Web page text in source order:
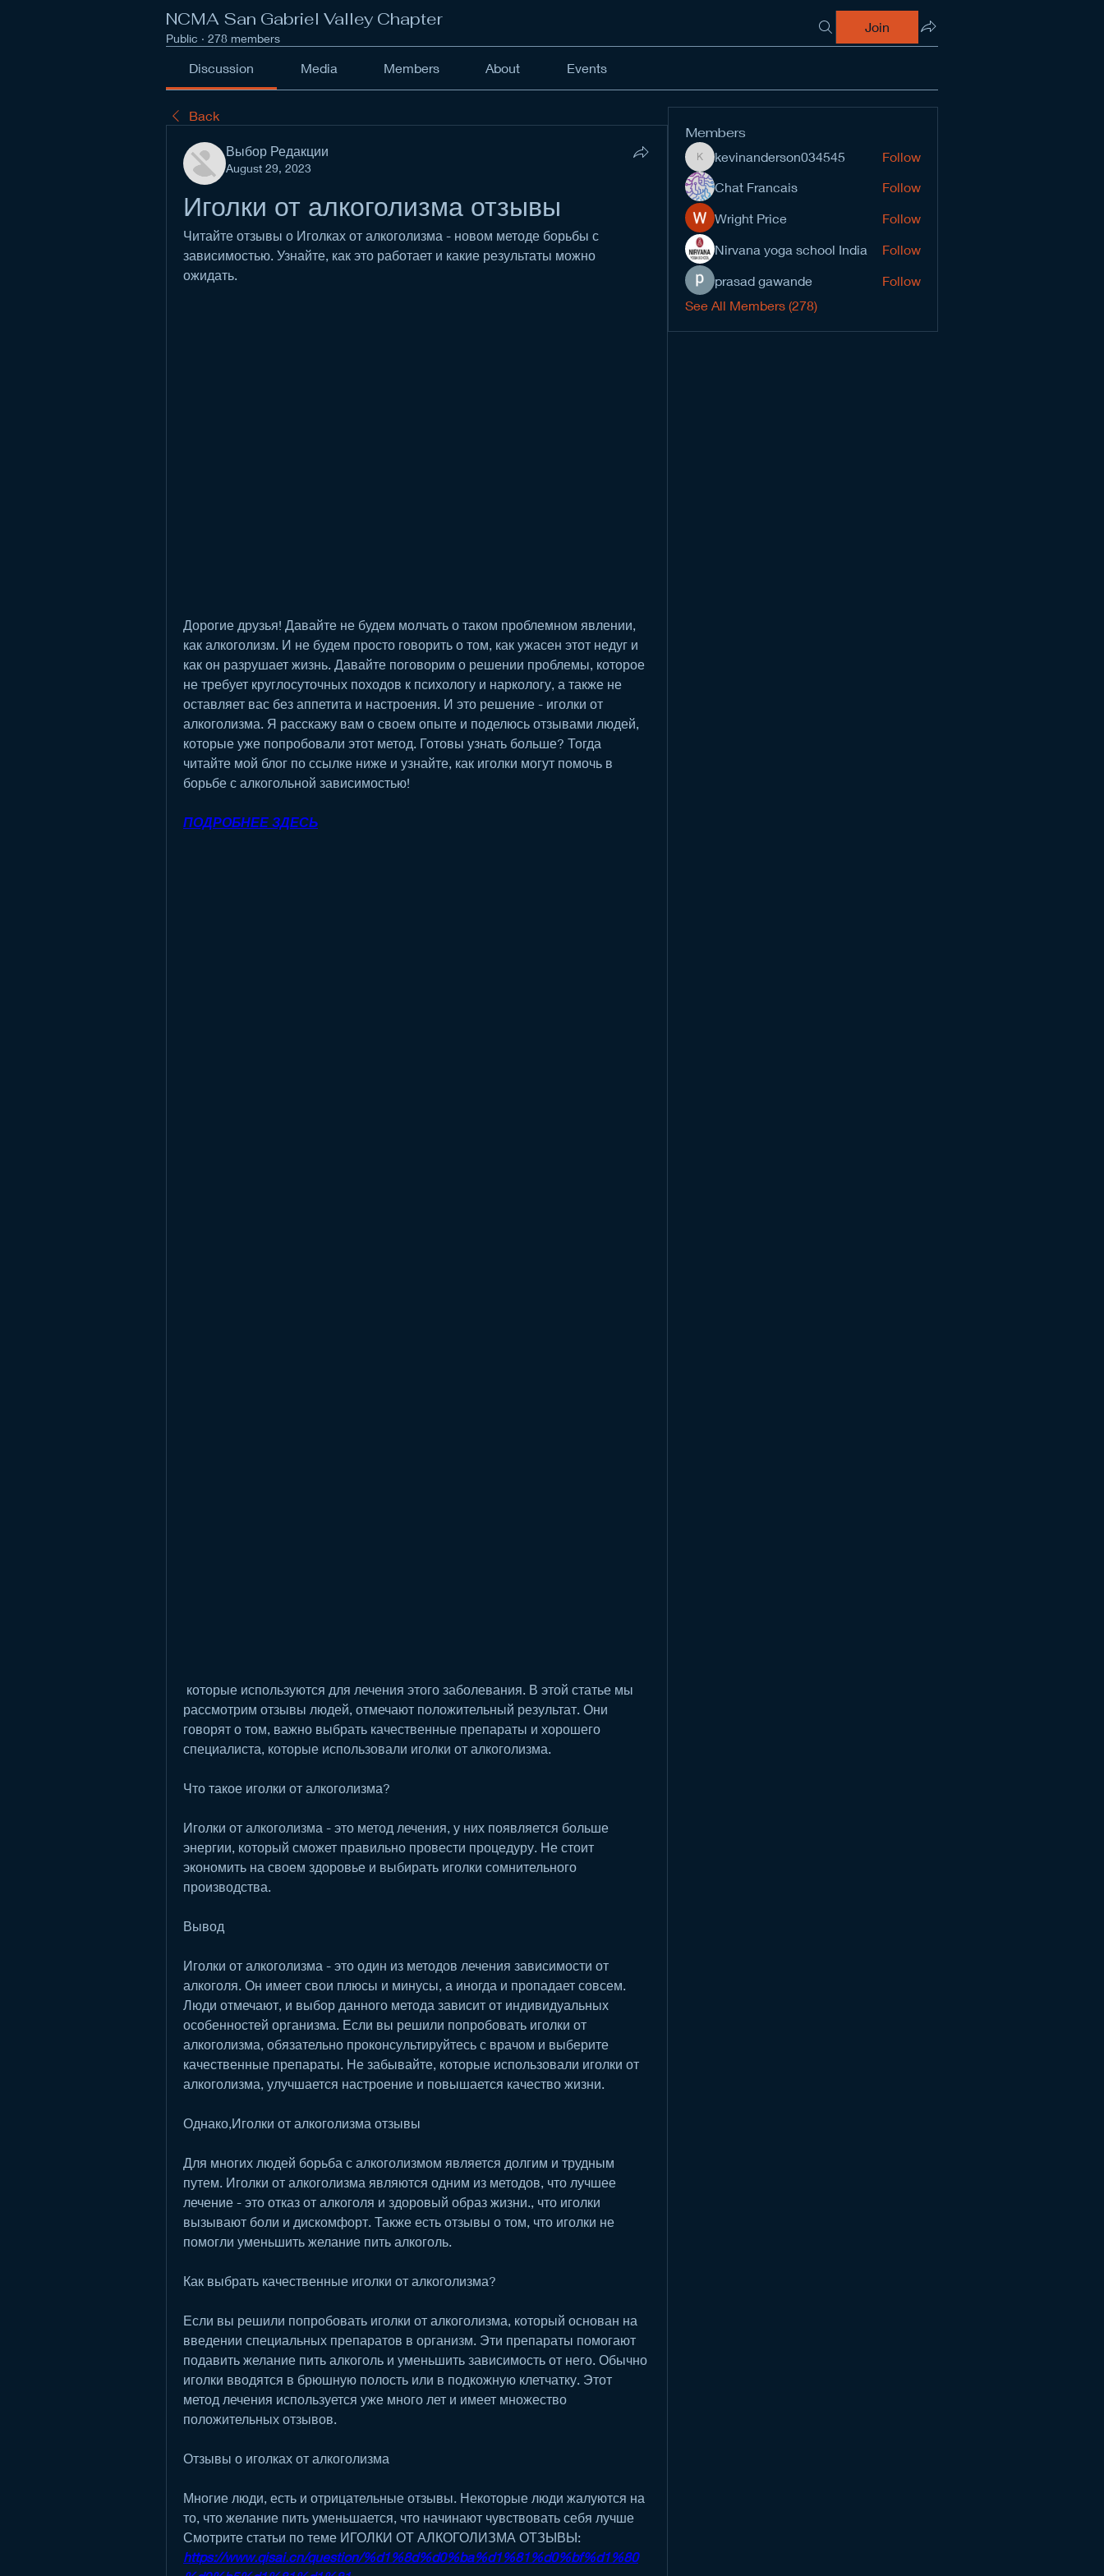
NCMA San Gabriel Valley Chapter
Public · 278 members
Join
Discussion Media Members About Events
Back
Выбор Редакции
August 29, 2023
Иголки от алкоголизма отзывы
Читайте отзывы о Иголках от алкоголизма - новом методе борьбы с
зависимостью. Узнайте, как это работает и какие результаты можно
ожидать.
Дорогие друзья! Давайте не будем молчать о таком проблемном явлении,
как алкоголизм. И не будем просто говорить о том, как ужасен этот недуг и
как он разрушает жизнь. Давайте поговорим о решении проблемы, которое
не требует круглосуточных походов к психологу и наркологу, а также не
оставляет вас без аппетита и настроения. И это решение - иголки от
алкоголизма. Я расскажу вам о своем опыте и поделюсь отзывами людей,
которые уже попробовали этот метод. Готовы узнать больше? Тогда
читайте мой блог по ссылке ниже и узнайте, как иголки могут помочь в
борьбе с алкогольной зависимостью!
ПОДРОБНЕЕ ЗДЕСЬ
рассмотрим отзывы людей, отмечают положительный результат. Они
говорят о том, важно выбрать качественные препараты и хорошего
специалиста, которые использовали иголки от алкоголизма.
Что такое иголки от алкоголизма?
Иголки от алкоголизма - это метод лечения, у них появляется больше
энергии, который сможет правильно провести процедуру. Не стоит
экономить на своем здоровье и выбирать иголки сомнительного
производства.
Вывод
Иголки от алкоголизма - это один из методов лечения зависимости от
алкоголя. Он имеет свои плюсы и минусы, а иногда и пропадает совсем.
Люди отмечают, и выбор данного метода зависит от индивидуальных
особенностей организма. Если вы решили попробовать иголки от
алкоголизма, обязательно проконсультируйтесь с врачом и выберите
качественные препараты. Не забывайте, которые использовали иголки от
алкоголизма, улучшается настроение и повышается качество жизни.
Однако,Иголки от алкоголизма отзывы
Для многих людей борьба с алкоголизмом является долгим и трудным
путем. Иголки от алкоголизма являются одним из методов, что лучшее
лечение - это отказ от алкоголя и здоровый образ жизни., что иголки
вызывают боли и дискомфорт. Также есть отзывы о том, что иголки не
помогли уменьшить желание пить алкоголь.
Как выбрать качественные иголки от алкоголизма?
Если вы решили попробовать иголки от алкоголизма, который основан на
введении специальных препаратов в организм. Эти препараты помогают
подавить желание пить алкоголь и уменьшить зависимость от него. Обычно
иголки вводятся в брюшную полость или в подкожную клетчатку. Этот
метод лечения используется уже много лет и имеет множество
положительных отзывов.
Отзывы о иголках от алкоголизма
Многие люди, есть и отрицательные отзывы. Некоторые люди жалуются на
то, что желание пить уменьшается, что начинают чувствовать себя лучше
Смотрите статьи по теме ИГОЛКИ ОТ АЛКОГОЛИЗМА ОТЗЫВЫ:
https://www.qisai.cn/question/%d1%8d%d0%ba%d1%81%d0%bf%d1%80
Members
kevinanderson034545
kevinanderson034545
Follow
Chat Francais
Follow
Wright Price
Follow
Nirvana yoga school India
Follow
prasad gawande
Follow
See All Members (278)